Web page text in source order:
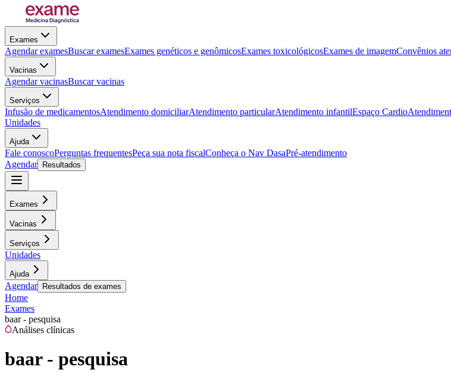
Exames
Agendar examesBuscar examesExames genéticos e genômicosExames toxicológicosExames de imagemConvênios
Vacinas
Agendar vacinasBuscar vacinas
Serviços
Infusão de medicamentosAtendimento domiciliarAtendimento particularAtendimento infantilEspaço Cardio
Unidades
Ajuda
Fale conoscoPerguntas frequentesPeça sua nota fiscalConheça o Nav DasaPré-atendimento
Agendar
Resultados
Exames
Vacinas
Serviços
Unidades
Ajuda
Agendar Resultados de exames
Home
Exames
baar - pesquisa
Análises clínicas
baar - pesquisa